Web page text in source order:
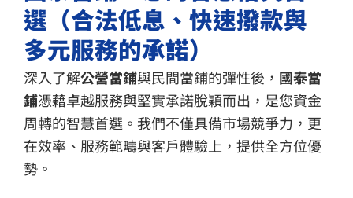
選（合法低息、快速撥款與
多元服務的承諾）
深入了解公營當鋪與民間當鋪的彈性後， 國泰當
鋪憑藉卓越服務與堅實承諾脫穎而出，是您資金
周轉的智慧首選。我們不僅具備市場競爭力，更
在效率、服務範疇與客戶體驗上，提供全方位優
勢。